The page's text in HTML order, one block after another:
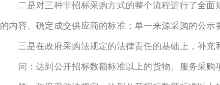
二是对三种非招标采购方式的整个流程进行了全面
的内容、确定成交供应商的标准；单一来源采购的公
三是在政府采购法规定的法律责任的基础上，补充
问：达到公开招标数额标准以上的货物、服务采购